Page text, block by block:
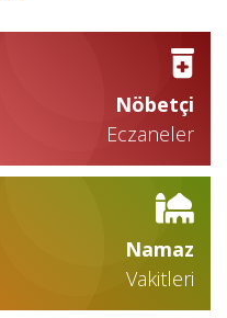
Nöbetçi
Eczaneler
Namaz
Vakitleri